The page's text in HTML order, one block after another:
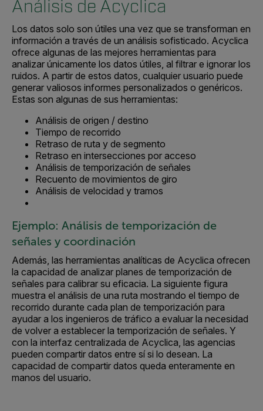
Análisis de Acyclica
Los datos solo son útiles una vez que se transforman en
información a través de un análisis sofisticado. Acyclica
ofrece algunas de las mejores herramientas para
analizar únicamente los datos útiles, al filtrar e ignorar los
ruidos. A partir de estos datos, cualquier usuario puede
generar valiosos informes personalizados o genéricos.
Estas son algunas de sus herramientas:
Análisis de origen / destino
Tiempo de recorrido
Retraso de ruta y de segmento
Retraso en intersecciones por acceso
Análisis de temporización de señales
Recuento de movimientos de giro
Análisis de velocidad y tramos
Ejemplo: Análisis de temporización de
señales y coordinación
Además, las herramientas analíticas de Acyclica ofrecen
la capacidad de analizar planes de temporización de
señales para calibrar su eficacia. La siguiente figura
muestra el análisis de una ruta mostrando el tiempo de
recorrido durante cada plan de temporización para
ayudar a los ingenieros de tráfico a evaluar la necesidad
de volver a establecer la temporización de señales. Y
con la interfaz centralizada de Acyclica, las agencias
pueden compartir datos entre sí si lo desean. La
capacidad de compartir datos queda enteramente en
manos del usuario.